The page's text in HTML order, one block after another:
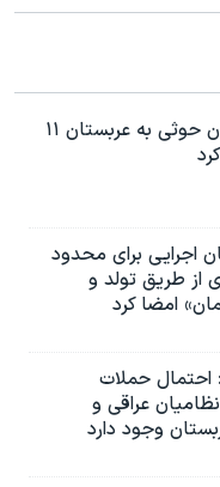
حمله شورشیان حوثی به عربستان ۱۱
اجرایی برای محدود
از طریق تولد و
امضا کرد
حملات
عراقی و
وجود دارد